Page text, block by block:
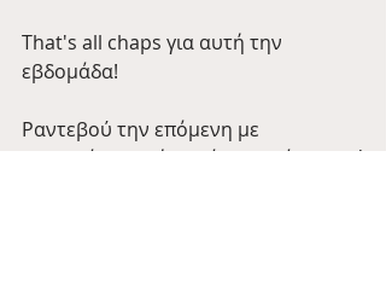
That's all chaps για αυτή την
εβδομάδα!
Ραντεβού την επόμενη με
περισσότερα νέα από το μεγάλο νησί